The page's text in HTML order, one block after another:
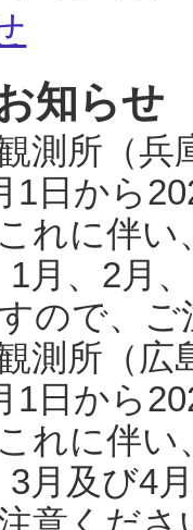
知らせ
測所（
1日から
れに伴い
月、2月
ので、
測所（
1日から
れに伴い
3月及び4